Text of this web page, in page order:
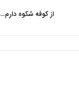
از کوفه شکوه دارم…